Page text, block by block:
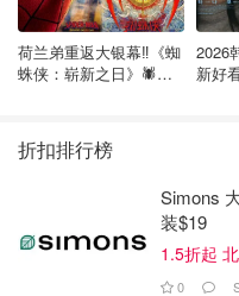
孩子需要接种新的
加拿大卫生部建议为 5 到
种。
对于有潜在疾病的儿童
们可能更容易感染
加拿大卫生部建议 6 个
荷兰弟重返大银幕‼️《蜘
蛛侠：崭新之日》🕷️北
2026
新好
折扣排行榜
Simons
装$19
1.5折起
0